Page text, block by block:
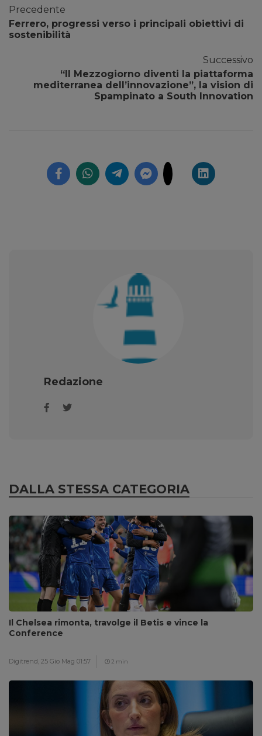
Precedente
Ferrero, progressi verso i principali obiettivi di
sostenibilità
Successivo
“Il Mezzogiorno diventi la piattaforma
mediterranea dell’innovazione”, la vision di
Spampinato a South Innovation
Redazione
DALLA STESSA CATEGORIA
Il Chelsea rimonta, travolge il Betis e vince la
Conference
Digitrend, 25 Gio Mag 01:57 2 min